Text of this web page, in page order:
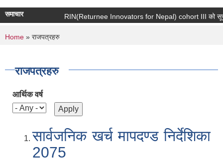
समाचार RIN(Returnee Innovators for
You are here
Home » राजपत्रहरु
राजपत्रहरु
आर्थिक वर्ष
सार्वजनिक खर्च मापदण्ड निर्देशिका
2075